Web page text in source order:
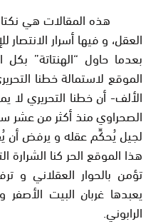
هذه المقالات هي نكتار
العقل، و فيها أسرار الانتصار
بعدما حاول “الهنتاتة”
الموقع لاستمالة خطنا
الألف- أن خطنا التحريري لا
الصحراوي منذ أكثر من عشر
لجيل يُحكِّم عقله و يرفض أن
هذا الموقع الحر كنا
تؤمن بالحوار العقلاني و
يعبدها غربان البيت الأصفر
الرابوني.